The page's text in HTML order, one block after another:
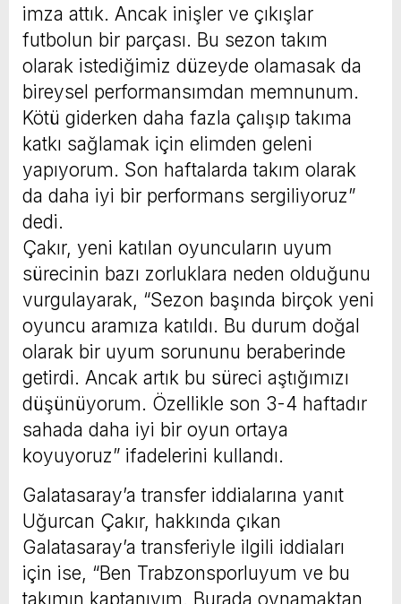
imza attık. Ancak inişler ve çıkışlar
futbolun bir parçası. Bu sezon takım
olarak istediğimiz düzeyde olamasak da
bireysel performansımdan memnunum.
Kötü giderken daha fazla çalışıp takıma
katkı sağlamak için elimden geleni
yapıyorum. Son haftalarda takım olarak
da daha iyi bir performans sergiliyoruz”
dedi.
Çakır, yeni katılan oyuncuların uyum
sürecinin bazı zorluklara neden olduğunu
vurgulayarak, “Sezon başında birçok yeni
oyuncu aramıza katıldı. Bu durum doğal
olarak bir uyum sorununu beraberinde
getirdi. Ancak artık bu süreci aştığımızı
düşünüyorum. Özellikle son 3-4 haftadır
sahada daha iyi bir oyun ortaya
koyuyoruz” ifadelerini kullandı.
Galatasaray’a transfer iddialarına yanıt
Uğurcan Çakır, hakkında çıkan
Galatasaray’a transferiyle ilgili iddiaları
için ise, “Ben Trabzonsporluyum ve bu
takımın kaptanıyım. Burada oynamaktan